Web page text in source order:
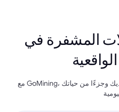
المشفرة في
مع GoMining، أصبح مستقبل المال واقعًا بين يديك وجزءًا من حياتك